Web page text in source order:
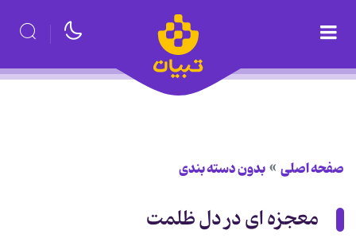
صفحه اصلی بدون دسته بندی
معجزه ای در دل ظلمت